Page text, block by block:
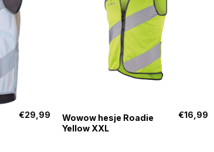
€29,99
Wowow hesje Roadie
Yellow XXL
€16,99